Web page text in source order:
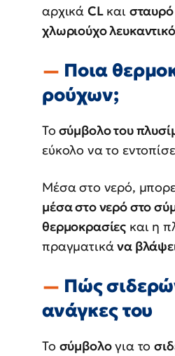
αρχικά CLκαι σταυρό
χλωριούχο
Ποια
ρούχων;
Το σύμβολο του
εύκολο να το
Μέσα στο νερό,
μέσα στο νερό στο
θερμοκρασίες και η
πραγματικάνα
Πώς
ανάγκες του
Το σύμβολογια το